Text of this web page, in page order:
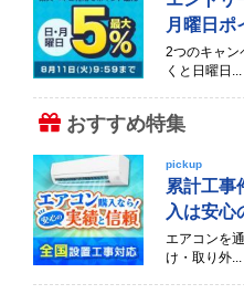
月曜日ポ
2つのキャン
くと日曜日...
おすすめ特集
pickup
累計工事
入は安心
エアコンを
け・取り外...